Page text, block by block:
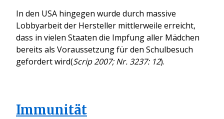
In den USA hingegen wurde durch massive
Lobbyarbeit der Hersteller mittlerweile erreicht,
dass in vielen Staaten die Impfung aller Mädchen
bereits als Voraussetzung für den Schulbesuch
gefordert wird(Scrip 2007; Nr. 3237: 12).
Immunität